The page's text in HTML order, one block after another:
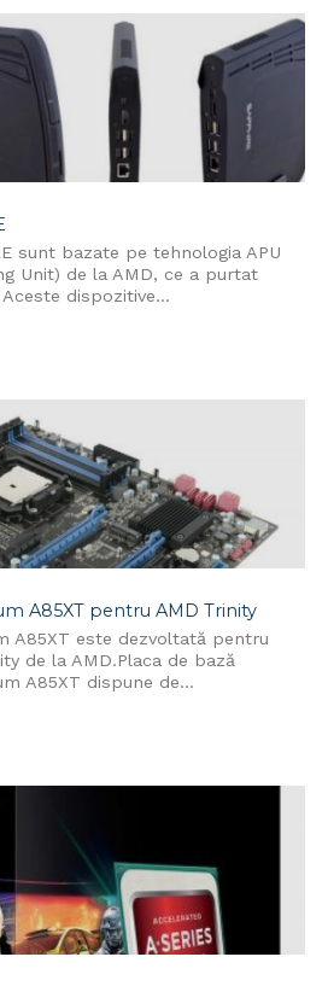
sunt bazate pe tehnologia APU
Unit) de la AMD, ce a purtat
dispozitive...
A85XT pentru AMD Trinity
A85XT este dezvoltată pentru
de la AMD.Placa de bază
A85XT dispune de...